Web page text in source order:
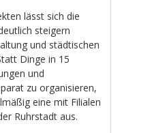
lässt sich die
steigern
und städtischen
Dinge in 15
und
zu organisieren,
eine mit Filialen
Ruhrstadt aus.